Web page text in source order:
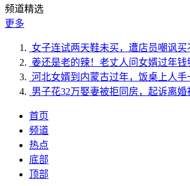
频道精选
更多
女子连试两天鞋未买，遭店员嘲讽
姜还是老的辣！老丈人问女婿过年
河北女婿到内蒙古过年，饭桌上人
男子花32万娶妻被拒同房，起诉离
首页
频道
热点
底部
顶部